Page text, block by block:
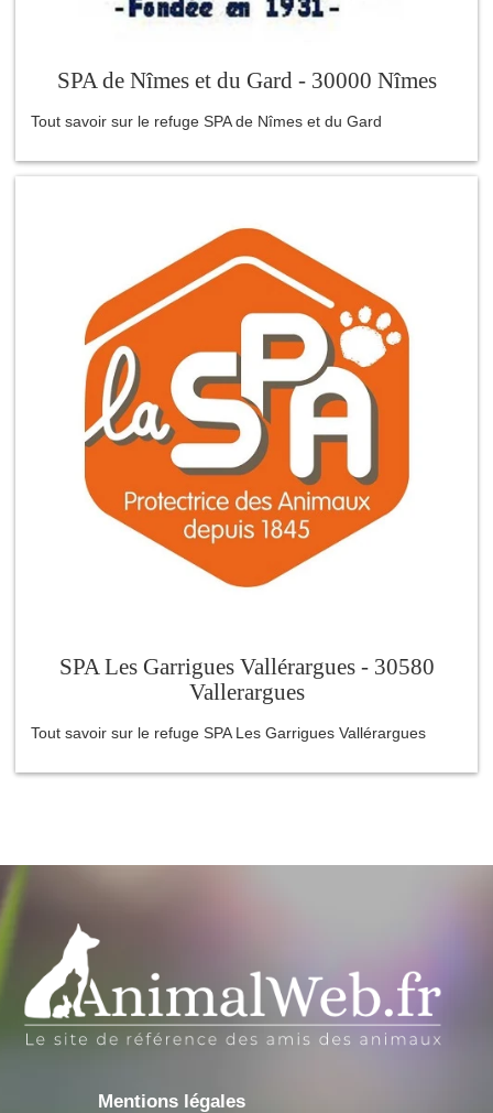
SPA de Nîmes et du Gard - 30000 Nîmes
Tout savoir sur le refuge SPA de Nîmes et du Gard
SPA Les Garrigues Vallérargues - 30580
Vallerargues
Tout savoir sur le refuge SPA Les Garrigues Vallérargues
Mentions légales